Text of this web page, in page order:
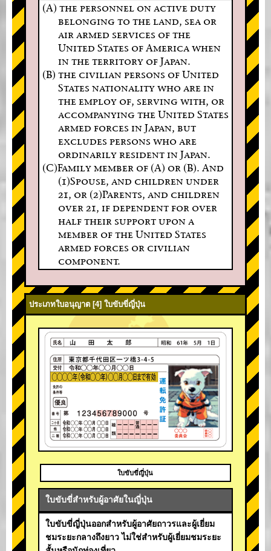
(A) the personnel on active duty
belonging to the land, sea or
air armed services of the
United States of America when
in the territory of Japan.
(B) the civilian persons of United
States nationality who are in
the employ of, serving with, or
accompanying the United States
armed forces in Japan, but
excludes persons who are
ordinarily resident in Japan.
(C)Family member of (A) or (B). And
(1)Spouse, and children under
21, or (2)Parents, and children
over 21, if dependent for over
half their support upon a
member of the United States
armed forces or civilian
component.
ประเภทใบอนุญาต [4] ใบขับขี่ญี่ปุ่น
ใบขับขี่ญี่ปุ่น
ใบขับขี่สำหรับผู้อาศัยในญี่ปุ่น
ใบขับขี่ญี่ปุ่นออกสำหรับผู้อาศัยถาวรและผู้เยี่ยม
ชมระยะกลางถึงยาว ไม่ใช่สำหรับผู้เยี่ยมชมระยะ